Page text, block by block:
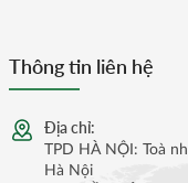
Thông tin liên hệ
Địa chỉ:
TPD HÀ NỘI: Toà
Hà Nội